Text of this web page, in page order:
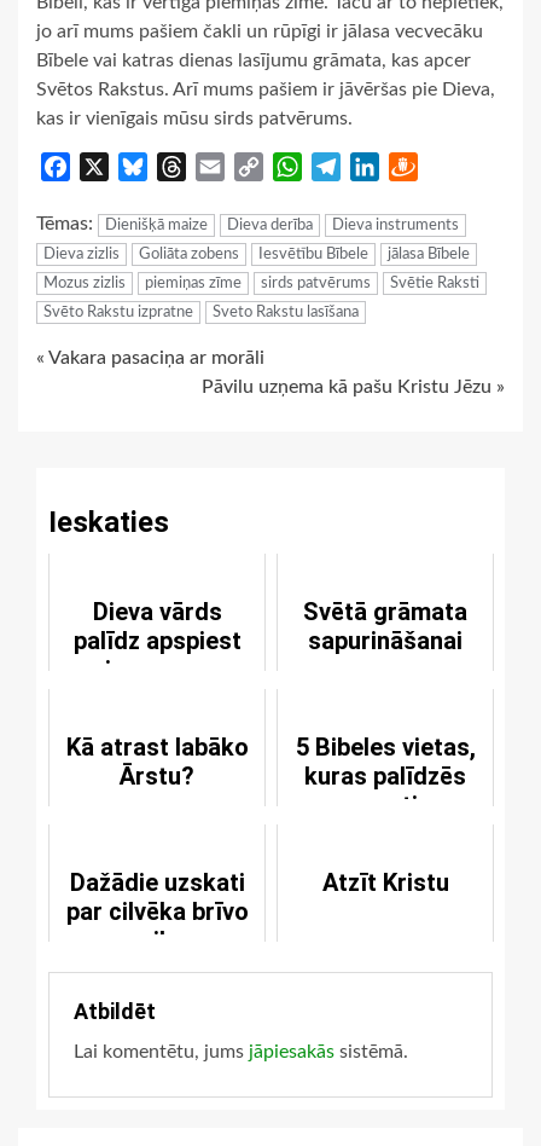
jo arī mums pašiem čakli un rūpīgi ir jālasa vecvecāku
Bībele vai katras dienas lasījumu grāmata, kas apcer
Svētos Rakstus. Arī mums pašiem ir jāvēršas pie Dieva,
kas ir vienīgais mūsu sirds patvērums.
Facebook BlueskyThreads
Email
Copy
WhatsApp
TelegramLinkedIn
Tēmas: Dienišķā maize Dieva derība
Dieva instruments
Dieva zizlis
Goliāta zobens Iesvētību Bībele
jālasa Bībele
Mozus zizlis
piemiņas zīme sirds patvērums
Svētie Raksti
Svēto Rakstu izpratne
Sveto Rakstu lasīšana
Continue
« Vakara pasaciņa ar morāli
Pāvilu uzņema kā pašu Kristu Jēzu »
Ieskaties
Dieva vārds
palīdz apspiest
visas savas
Svētā grāmata
sapurināšanai
Kā atrast labāko
Ārstu?
5 Bibeles vietas,
kuras palīdzēs
pamosties
Dažādie uzskati
par cilvēka brīvo
gribu
Atzīt Kristu
Atbildēt
Lai komentētu, jums jāpiesakās sistēmā.